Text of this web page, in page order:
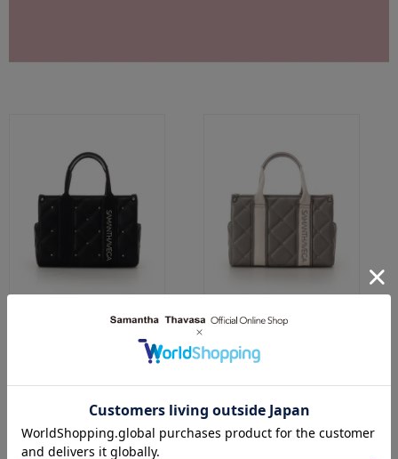
ロゴテープビジューハンドバッグ
ロゴテープビジューハンドバッグ